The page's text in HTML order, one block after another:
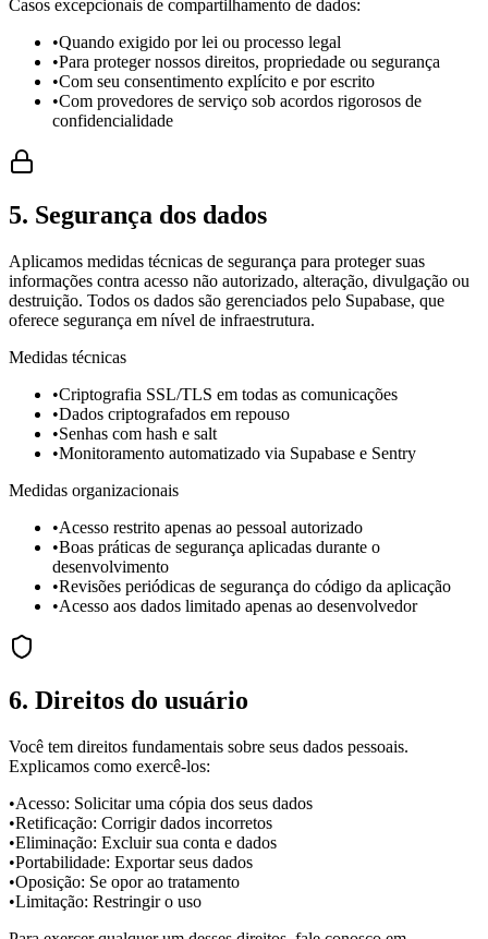
Casos excepcionais de compartilhamento de dados:
•Quando exigido por lei ou processo legal
•Para proteger nossos direitos, propriedade ou segurança
•Com seu consentimento explícito e por escrito
•Com provedores de serviço sob acordos rigorosos de
confidencialidade
5. Segurança dos dados
Aplicamos medidas técnicas de segurança para proteger suas
informações contra acesso não autorizado, alteração, divulgação ou
destruição. Todos os dados são gerenciados pelo Supabase, que
oferece segurança em nível de infraestrutura.
Medidas técnicas
•Criptografia SSL/TLS em todas as comunicações
•Dados criptografados em repouso
•Senhas com hash e salt
•Monitoramento automatizado via Supabase e Sentry
Medidas organizacionais
•Acesso restrito apenas ao pessoal autorizado
•Boas práticas de segurança aplicadas durante o
desenvolvimento
•Revisões periódicas de segurança do código da aplicação
•Acesso aos dados limitado apenas ao desenvolvedor
6. Direitos do usuário
Você tem direitos fundamentais sobre seus dados pessoais.
Explicamos como exercê-los:
•Acesso: Solicitar uma cópia dos seus dados
•Retificação: Corrigir dados incorretos
•Eliminação: Excluir sua conta e dados
•Portabilidade: Exportar seus dados
•Oposição: Se opor ao tratamento
•Limitação: Restringir o uso